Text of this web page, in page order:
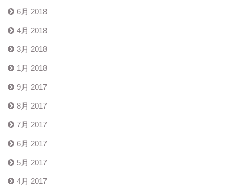
6月 2018
4月 2018
3月 2018
1月 2018
9月 2017
8月 2017
7月 2017
6月 2017
5月 2017
4月 2017